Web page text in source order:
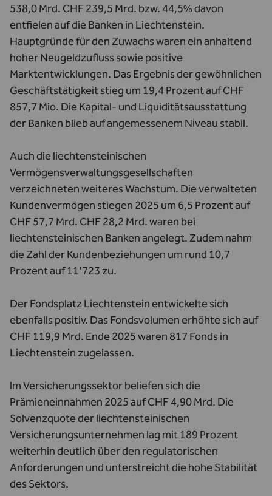
538,0 Mrd. CHF 239,5 Mrd. bzw. 44,5% davon
entfielen auf die Banken in Liechtenstein.
Hauptgründe für den Zuwachs waren ein anhaltend
hoher Neugeldzufluss sowie positive
Marktentwicklungen. Das Ergebnis der gewöhnlichen
Geschäftstätigkeit stieg um 19,4 Prozent auf CHF
857,7 Mio. Die Kapital- und Liquiditätsausstattung
der Banken blieb auf angemessenem Niveau stabil.
Auch die liechtensteinischen
Vermögensverwaltungsgesellschaften
verzeichneten weiteres Wachstum. Die verwalteten
Kundenvermögen stiegen 2025 um 6,5 Prozent auf
CHF 57,7 Mrd. CHF 28,2 Mrd. waren bei
liechtensteinischen Banken angelegt. Zudem nahm
die Zahl der Kundenbeziehungen um rund 10,7
Prozent auf 11’723 zu.
Der Fondsplatz Liechtenstein entwickelte sich
ebenfalls positiv. Das Fondsvolumen erhöhte sich auf
CHF 119,9 Mrd. Ende 2025 waren 817 Fonds in
Liechtenstein zugelassen.
Im Versicherungssektor beliefen sich die
Prämieneinnahmen 2025 auf CHF 4,90 Mrd. Die
Solvenzquote der liechtensteinischen
Versicherungsunternehmen lag mit 189 Prozent
weiterhin deutlich über den regulatorischen
Anforderungen und unterstreicht die hohe Stabilität
des Sektors.